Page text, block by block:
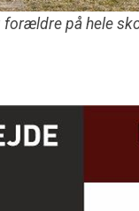
på hele